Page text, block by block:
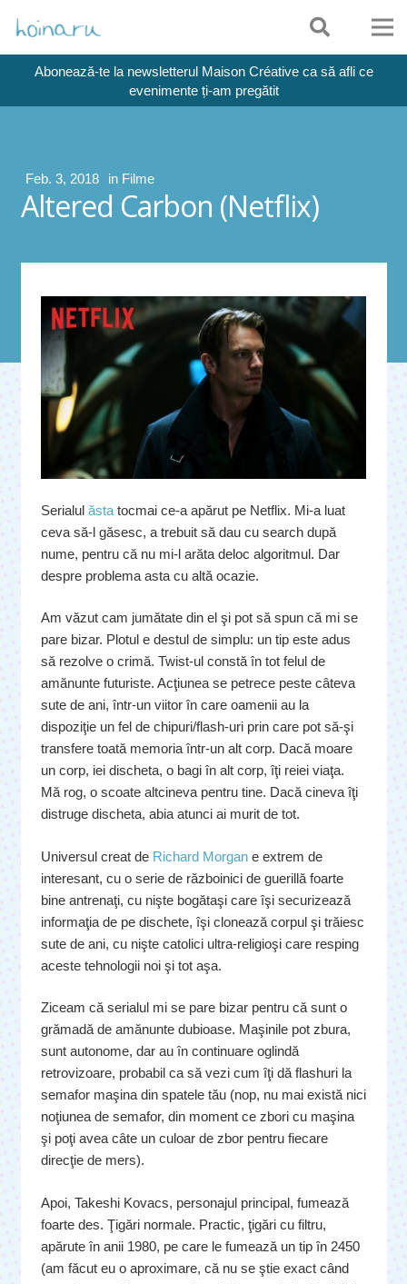
Abonează-te la newsletterul Maison Créative ca să afli ce
evenimente ți-am pregătit
Feb. 3, 2018 in Filme
Altered Carbon (Netflix)
Serialul ăsta tocmai ce-a apărut pe Netflix. Mi-a luat
ceva să-l găsesc, a trebuit să dau cu search după
nume, pentru că nu mi-l arăta deloc algoritmul. Dar
despre problema asta cu altă ocazie.
Am văzut cam jumătate din el şi pot să spun că mi se
pare bizar. Plotul e destul de simplu: un tip este adus
să rezolve o crimă. Twist-ul constă în tot felul de
amănunte futuriste. Acţiunea se petrece peste câteva
sute de ani, într-un viitor în care oamenii au la
dispoziţie un fel de chipuri/flash-uri prin care pot să-şi
transfere toată memoria într-un alt corp. Dacă moare
un corp, iei discheta, o bagi în alt corp, îţi reiei viaţa.
Mă rog, o scoate altcineva pentru tine. Dacă cineva îţi
distruge discheta, abia atunci ai murit de tot.
Universul creat de Richard Morgan e extrem de
interesant, cu o serie de războinici de guerillă foarte
bine antrenaţi, cu nişte bogătaşi care îşi securizează
informaţia de pe dischete, îşi clonează corpul şi trăiesc
sute de ani, cu nişte catolici ultra-religioşi care resping
aceste tehnologii noi şi tot aşa.
Ziceam că serialul mi se pare bizar pentru că sunt o
grămadă de amănunte dubioase. Maşinile pot zbura,
sunt autonome, dar au în continuare oglindă
retrovizoare, probabil ca să vezi cum îţi dă flashuri la
semafor maşina din spatele tău (nop, nu mai există nici
noţiunea de semafor, din moment ce zbori cu maşina
şi poţi avea câte un culoar de zbor pentru fiecare
direcţie de mers).
Apoi, Takeshi Kovacs, personajul principal, fumează
foarte des. Ţigări normale. Practic, ţigări cu filtru,
apărute în anii 1980, pe care le fumează un tip în 2450
(am făcut eu o aproximare, că nu se ştie exact când